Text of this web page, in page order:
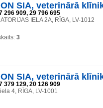
SIA, veterinārā
296 909, 29 796 695
IELA 2A, RĪGA, LV-1012
3
SIA, veterinārā
379 129, 20 126 909
4, RĪGA, LV-1001